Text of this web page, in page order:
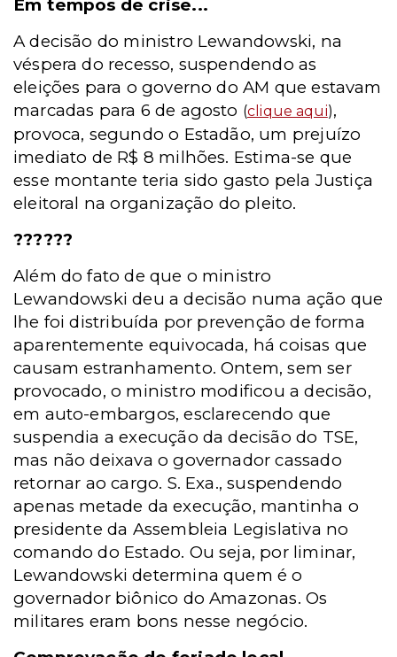
Em tempos de crise...
A decisão do ministro Lewandowski, na
véspera do recesso, suspendendo as
eleições para o governo do AM que estavam
marcadas para 6 de agosto (clique aqui),
provoca, segundo o Estadão, um prejuízo
imediato de R$ 8 milhões. Estima-se que
esse montante teria sido gasto pela Justiça
eleitoral na organização do pleito.
??????
Além do fato de que o ministro
Lewandowski deu a decisão numa ação que
lhe foi distribuída por prevenção de forma
aparentemente equivocada, há coisas que
causam estranhamento. Ontem, sem ser
provocado, o ministro modificou a decisão,
em auto-embargos, esclarecendo que
suspendia a execução da decisão do TSE,
mas não deixava o governador cassado
retornar ao cargo. S. Exa., suspendendo
apenas metade da execução, mantinha o
presidente da Assembleia Legislativa no
comando do Estado. Ou seja, por liminar,
Lewandowski determina quem é o
governador biônico do Amazonas. Os
militares eram bons nesse negócio.